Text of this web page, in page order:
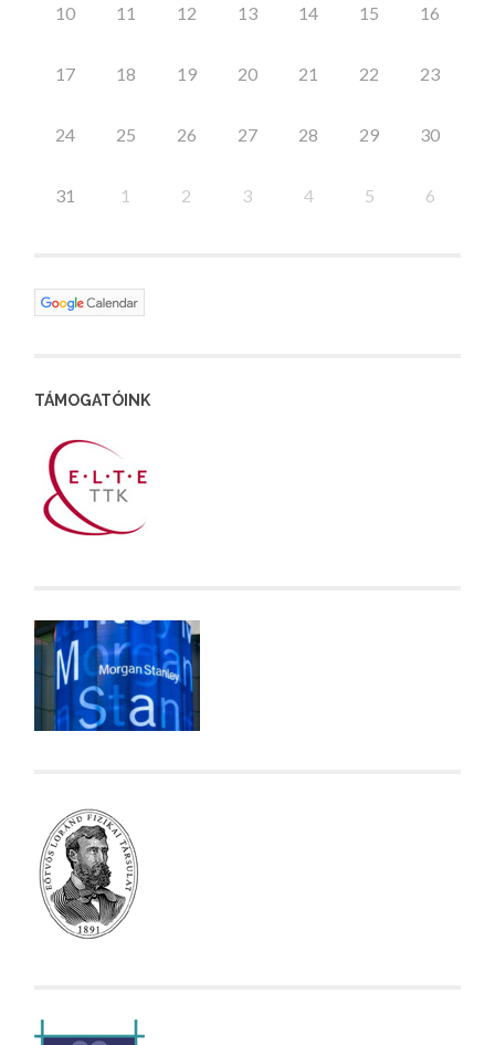
10 11 12 13 14 15 16
17 18 19 20 21 22 23
24 25 26 27 28 29 30
31 1 2 3 4 5 6
TÁMOGATÓINK